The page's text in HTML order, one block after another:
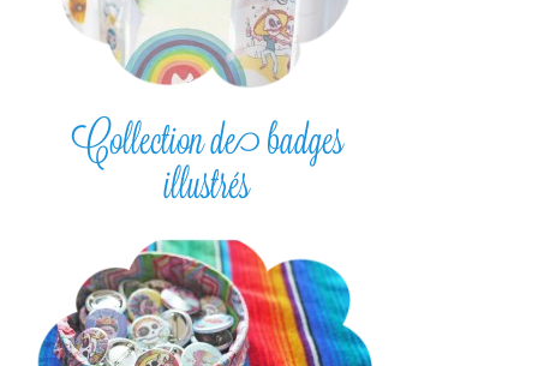
Collection de badges
illustrés